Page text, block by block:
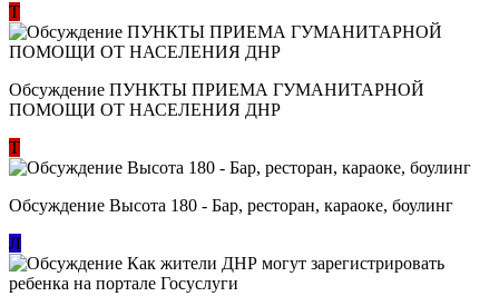
Т
Обсуждение ​ПУНКТЫ ПРИЕМА ГУМАНИТАРНОЙ
ПОМОЩИ ОТ НАСЕЛЕНИЯ ДНР
Т
Обсуждение Высота 180 - Бар, ресторан, караоке, боулинг
Л